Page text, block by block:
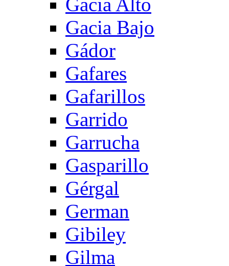
Gacia Bajo
Gádor
Gafares
Gafarillos
Garrido
Garrucha
Gasparillo
Gérgal
German
Gibiley
Gilma